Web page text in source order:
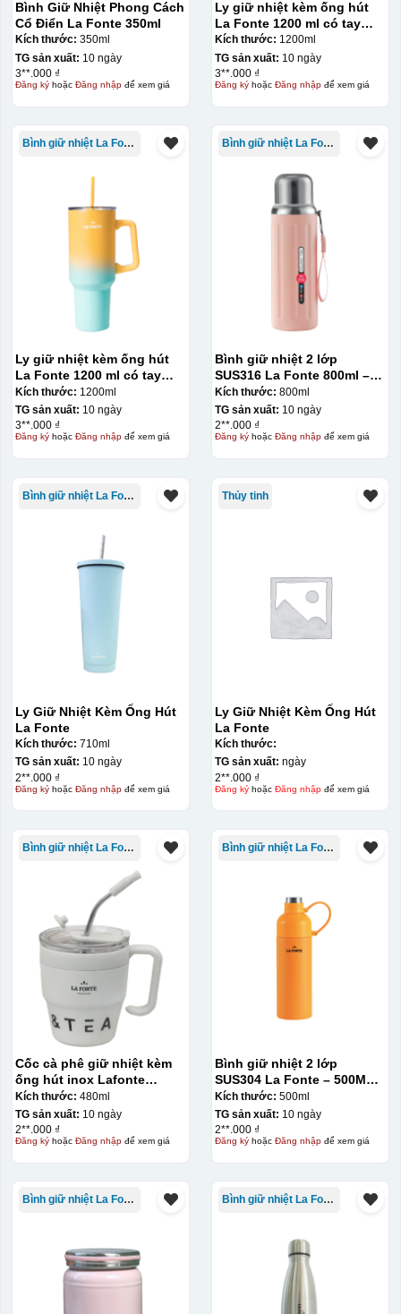
Bình Giữ Nhiệt Phong Cách
Cổ Điển La Fonte 350ml
Kích thước: 350ml
TG sản xuất: 10 ngày
3**.000 ₫
Đăng kýhoặc Đăng nhậpđể xem giá
Ly giữ nhiệt kèm ống hút
La Fonte 1200 ml có tay
cầm – 012317
Kích thước: 1200ml
TG sản xuất: 10 ngày
3**.000 ₫
Đăng kýhoặc Đăng nhậpđể xem giá
Bình giữ nhiệt La Fonte
Ly giữ nhiệt kèm ống hút
La Fonte 1200 ml có tay
cầm – 012317
Kích thước: 1200ml
TG sản xuất: 10 ngày
3**.000 ₫
Đăng kýhoặc Đăng nhậpđể xem giá
Bình giữ nhiệt La Fonte
Bình giữ nhiệt 2 lớp
SUS316 La Fonte 800ml –
012720
Kích thước: 800ml
TG sản xuất: 10 ngày
2**.000 ₫
Đăng kýhoặc Đăng nhậpđể xem giá
Bình giữ nhiệt La Fonte
Ly Giữ Nhiệt Kèm Ống Hút
La Fonte
Kích thước: 710ml
TG sản xuất: 10 ngày
2**.000 ₫
Đăng kýhoặc Đăng nhậpđể xem giá
Thủy tinh
Ly Giữ Nhiệt Kèm Ống Hút
La Fonte
Kích thước:
TG sản xuất: ngày
2**.000 ₫
Đăng kýhoặc Đăng nhậpđể xem giá
Bình giữ nhiệt La Fonte
Cốc cà phê giữ nhiệt kèm
ống hút inox Lafonte
480ML – 012782
Kích thước: 480ml
TG sản xuất: 10 ngày
2**.000 ₫
Đăng kýhoặc Đăng nhậpđể xem giá
Bình giữ nhiệt La Fonte
Bình giữ nhiệt 2 lớp
SUS304 La Fonte – 500ML –
012737
Kích thước: 500ml
TG sản xuất: 10 ngày
2**.000 ₫
Đăng kýhoặc Đăng nhậpđể xem giá
Bình giữ nhiệt La Fonte Bình giữ nhiệt La Fonte